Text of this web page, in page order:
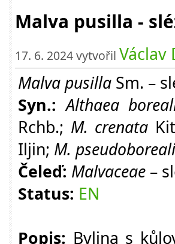
Malva pusilla -
17. 6. 2024 vytvořil Václav
Malva pusilla Sm. –
Syn.: Althaea
Rchb.; M. crenata
Iljin; M.
Čeleď: Malvaceae –
Status: EN
Popis: Bylina s